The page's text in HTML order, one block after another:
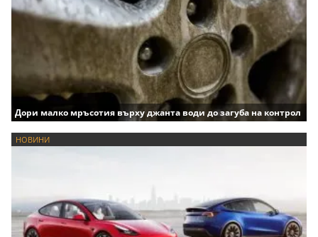
Дори малко мръсотия върху джанта води до загуба на контрол
НОВИНИ